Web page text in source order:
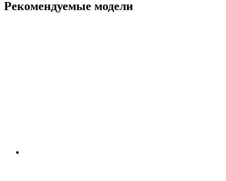
Рекомендуемые модели